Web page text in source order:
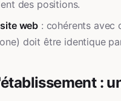
des positions.
web : cohérents avec
doit être identique
: